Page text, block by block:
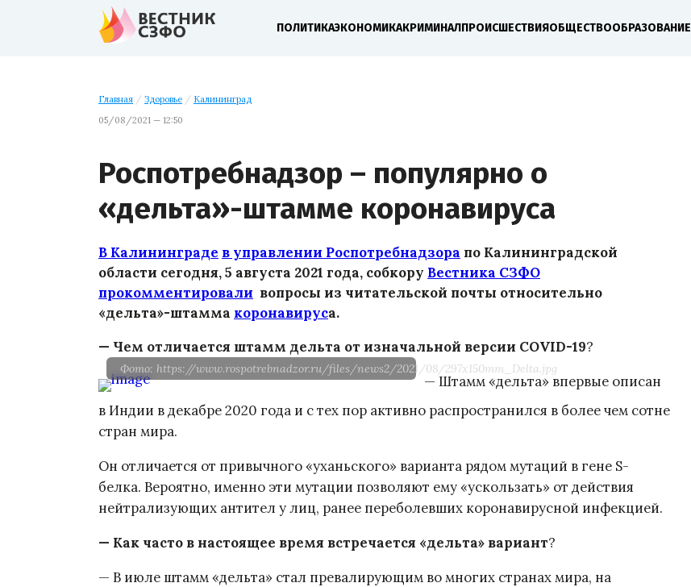
ПОЛИТИКАЭКОНОМИКАКРИМИНАЛПРОИСШЕСТВИЯОБЩЕСТВООБРАЗОВАНИЕ
Главная / Здоровье / Калининград
05/08/2021 — 12:50
Роспотребнадзор – популярно о
«дельта»-штамме коронавируса
В Калининграде в управлении Роспотребнадзора по Калининградской
области сегодня, 5 августа 2021 года, собкору Вестника СЗФО
прокомментировали вопросы из читательской почты относительно
«дельта»-штамма коронавируса.
— Чем отличается штамм дельта от изначальной версии COVID-19?
Фото: https://www.rospotrebnadzor.ru/files/news2/2021/08/297x150mm_Delta.jpg
— Штамм «дельта» впервые описан
в Индии в декабре 2020 года и с тех пор активно распространился в более чем сотне
стран мира.
Он отличается от привычного «уханьского» варианта рядом мутаций в гене S-
белка. Вероятно, именно эти мутации позволяют ему «ускользать» от действия
нейтрализующих антител у лиц, ранее переболевших коронавирусной инфекцией.
— Как часто в настоящее время встречается «дельта» вариант?
— В июле штамм «дельта» стал превалирующим во многих странах мира, на